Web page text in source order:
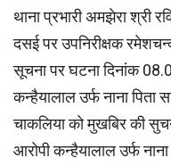
थाना प्रभारी अमझेरा श्री
दसई पर उपनिरीक्षक
सूचना पर घटना दिनांक
कन्हैयालाल उर्फ नाना पिता
चाकलिया को मुखबिर की
आरोपी कन्हैयालाल उर्फ